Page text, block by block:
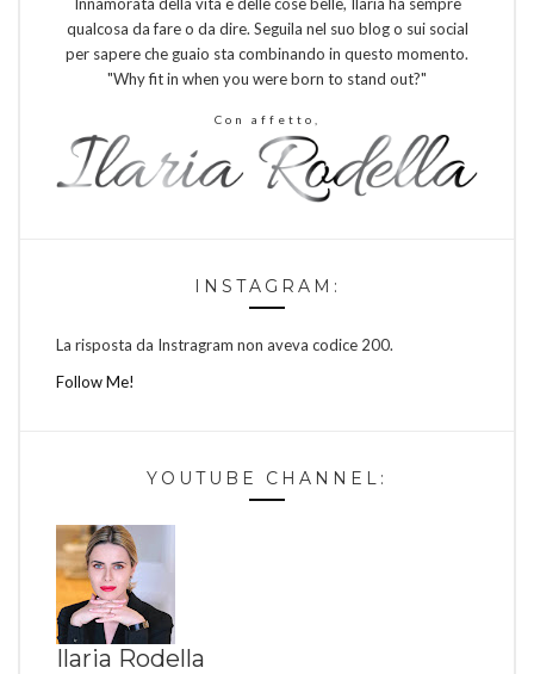
qualcosa da fare o da dire. Seguila nel suo blog o sui social
per sapere che guaio sta combinando in questo momento.
"Why fit in when you were born to stand out?"
Con affetto,
INSTAGRAM:
La risposta da Instragram non aveva codice 200.
Follow Me!
YOUTUBE CHANNEL:
Ilaria Rodella